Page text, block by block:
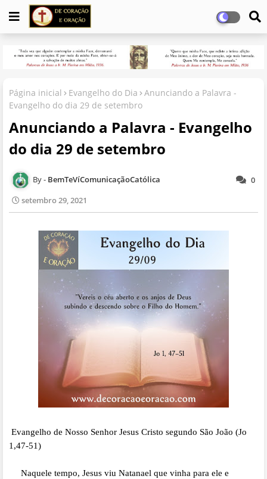
Página inicial Evangelho do Dia
Anunciando a Palavra -
Evangelho do dia 29 de setembro
Anunciando a Palavra - Evangelho
do dia 29 de setembro
0
BemTeVíComunicaçãoCatólica
setembro 29, 2021
Evangelho de Nosso Senhor Jesus Cristo segundo São João (Jo
1,47-51)
Naquele tempo, Jesus viu Natanael que vinha para ele e